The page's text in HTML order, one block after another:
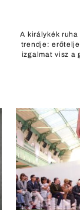
A királykék
trendje:
izgalmat visz a